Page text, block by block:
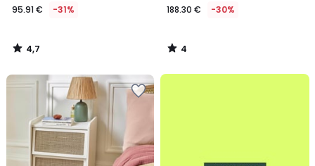
95.91 € -31%
4,7
/
188.30 € -30%
4
/
até